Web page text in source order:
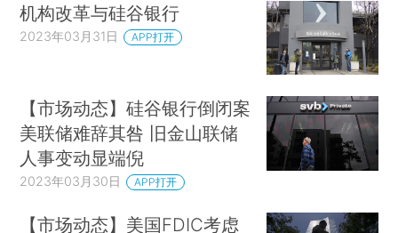
机构改革与硅谷银行
2023年03月31日 APP打开
【市场动态】硅谷银行倒闭案
美联储难辞其咎 旧金山联储
人事变动显端倪
2023年03月30日 APP打开
【市场动态】美国FDIC考虑